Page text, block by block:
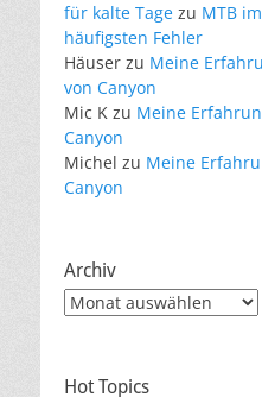
für kalte Tage zu MTB
häufigsten Fehler
Häuser zu Meine
von Canyon
Mic K zu Meine
Canyon
Michel zu Meine
Canyon
Archiv
Archiv
Hot Topics